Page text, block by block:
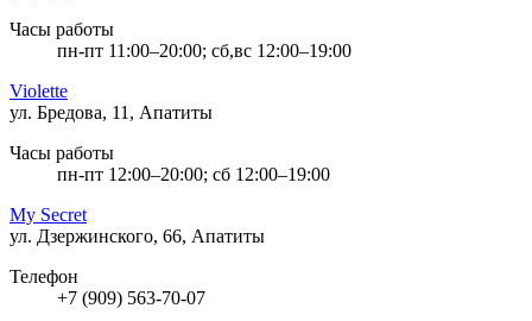
Часы работы
пн-пт 11:00–20:00; сб,вс 12:00–19:00
Violette
ул. Бредова, 11, Апатиты
Часы работы
пн-пт 12:00–20:00; сб 12:00–19:00
My Secret
ул. Дзержинского, 66, Апатиты
Телефон
+7 (909) 563-70-07